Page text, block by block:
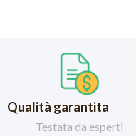
Qualità garantita
Testata da esperti